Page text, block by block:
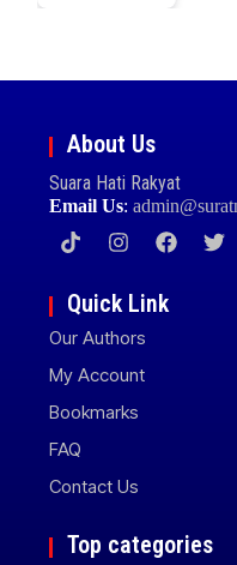
About Us
Suara Hati Rakyat
Email Us:
Quick Link
Our Authors
My Account
Bookmarks
FAQ
Contact Us
Top categories